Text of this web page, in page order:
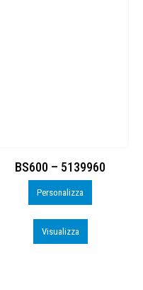
BS600 – 5139960
Personalizza
Visualizza